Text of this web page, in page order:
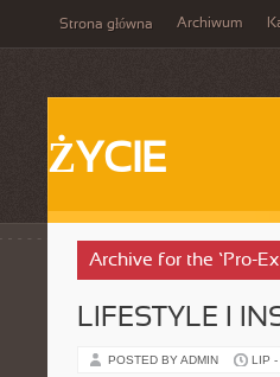
Strona główna Archiwum
ŻYCIE
Archive for the ‘Pro-
LIFESTYLE I
POSTED BY ADMIN LIP -